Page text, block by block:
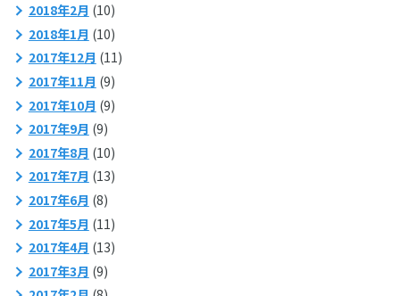
2018年2月 (10)
2018年1月 (10)
2017年12月 (11)
2017年11月 (9)
2017年10月 (9)
2017年9月 (9)
2017年8月 (10)
2017年7月 (13)
2017年6月 (8)
2017年5月 (11)
2017年4月 (13)
2017年3月 (9)